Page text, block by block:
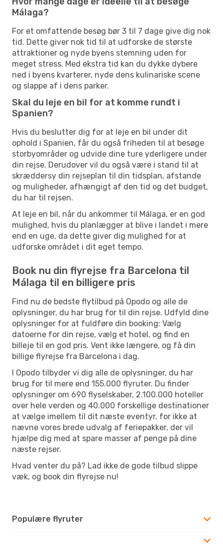
Málaga?
For et omfattende besøg bør 3 til 7 dage give dig nok
tid. Dette giver nok tid til at udforske de største
attraktioner og nyde byens stemning uden for
meget stress. Med ekstra tid kan du dykke dybere
ned i byens kvarterer, nyde dens kulinariske scene
og slappe af i dens parker.
Skal du leje en bil for at komme rundt i
Spanien?
Hvis du beslutter dig for at leje en bil under dit
ophold i Spanien, får du også friheden til at besøge
storbyområder og udvide dine ture yderligere under
din rejse. Derudover vil du også være i stand til at
skræddersy din rejseplan til din tidsplan, afstande
og muligheder, afhængigt af den tid og det budget,
du har til rejsen.
At leje en bil, når du ankommer til Málaga, er en god
mulighed, hvis du planlægger at blive i landet i mere
end en uge, da dette giver dig mulighed for at
udforske området i dit eget tempo.
Book nu din flyrejse fra Barcelona til
Málaga til en billigere pris
Find nu de bedste flytilbud på Opodo og alle de
oplysninger, du har brug for til din rejse. Udfyld dine
oplysninger for at fuldføre din booking: Vælg
datoerne for din rejse, vælg et hotel, og find en
billeje til en god pris. Vent ikke længere, og få din
billige flyrejse fra Barcelona i dag.
I Opodo tilbyder vi dig alle de oplysninger, du har
brug for til mere end 155.000 flyruter. Du finder
oplysninger om 690 flyselskaber, 2.100.000 hoteller
over hele verden og 40.000 forskellige destinationer
at vælge imellem til dit næste eventyr, for ikke at
nævne vores brede udvalg af feriepakker, der vil
hjælpe dig med at spare masser af penge på dine
næste rejser.
Hvad venter du på? Lad ikke de gode tilbud slippe
væk, og book din flyrejse nu!
Populære flyruter